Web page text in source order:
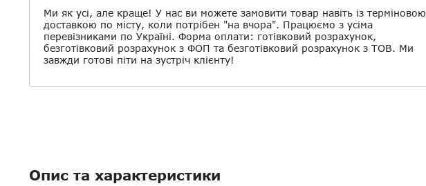
Ми як усі, але краще! У нас ви можете замовити товар навіть із терміновою
доставкою по місту, коли потрібен "на вчора". Працюємо з усіма
перевізниками по Україні. Форма оплати: готівковий розрахунок,
безготівковий розрахунок з ФОП та безготівковий розрахунок з ТОВ. Ми
завжди готові піти на зустріч клієнту!
Опис та характеристики